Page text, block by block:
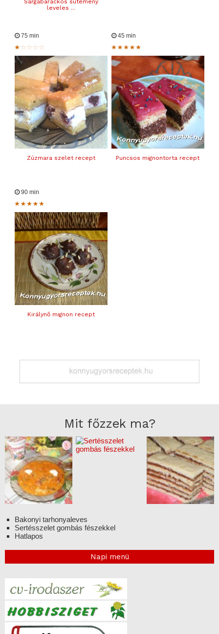
Sárgabarackos sütemény
leveles ...
75 min
Zúzmara szelet recept
45 min
Puncsos mignontorta recept
90 min
Királynő mignon recept
Mit főzzek ma?
Bakonyi tarhonyaleves
Sertésszelet gombás fészekkel
Hatlapos
Napi menü